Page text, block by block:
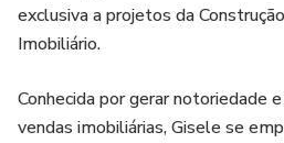
exclusiva a projetos da
Imobiliário.
Conhecida por gerar notoriedade
vendas imobiliárias, Gisele se